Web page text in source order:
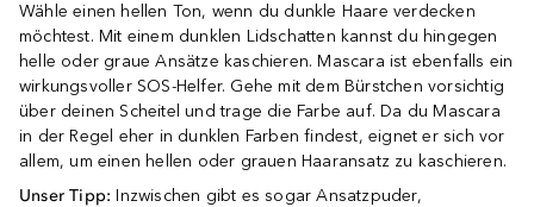
Wähle einen hellen Ton, wenn du dunkle Haare verdecken
möchtest. Mit einem dunklen Lidschatten kannst du hingegen
helle oder graue Ansätze kaschieren. Mascara ist ebenfalls ein
wirkungsvoller SOS-Helfer. Gehe mit dem Bürstchen vorsichtig
über deinen Scheitel und trage die Farbe auf. Da du Mascara
in der Regel eher in dunklen Farben findest, eignet er sich vor
allem, um einen hellen oder grauen Haaransatz zu kaschieren.
Unser Tipp: Inzwischen gibt es sogar Ansatzpuder,